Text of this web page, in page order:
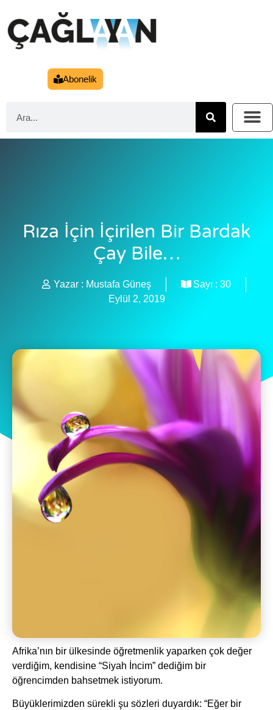
Abonelik
Rıza İçin İçirilen Bir Bardak
Çay Bile…
Yazar : Mustafa Güneş Sayı : 30
Eylül 2, 2019
Afrika’nın bir ülkesinde öğretmenlik yaparken çok değer
verdiğim, kendisine “Siyah İncim” dediğim bir
öğrencimden bahsetmek istiyorum.
Büyüklerimizden sürekli şu sözleri duyardık: “Eğer bir